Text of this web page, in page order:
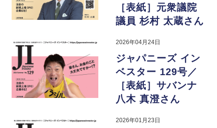
［表紙］元衆議院
議員 杉村 太蔵さん
2026年04月24日
ジャパニーズ イン
ベスター 129号／
［表紙］サバンナ
八木 真澄さん
2026年01月23日